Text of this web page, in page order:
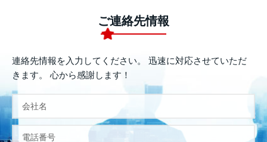
ご連絡先情報
連絡先情報を入力してください。 迅速に対応させていただ
きます。 心から感謝します！